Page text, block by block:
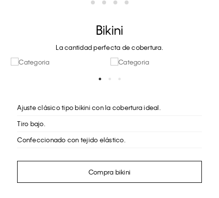
Bikini
La cantidad perfecta de cobertura.
Ajuste clásico tipo bikini con la cobertura ideal.
Tiro bajo.
Confeccionado con tejido elástico.
Compra bikini